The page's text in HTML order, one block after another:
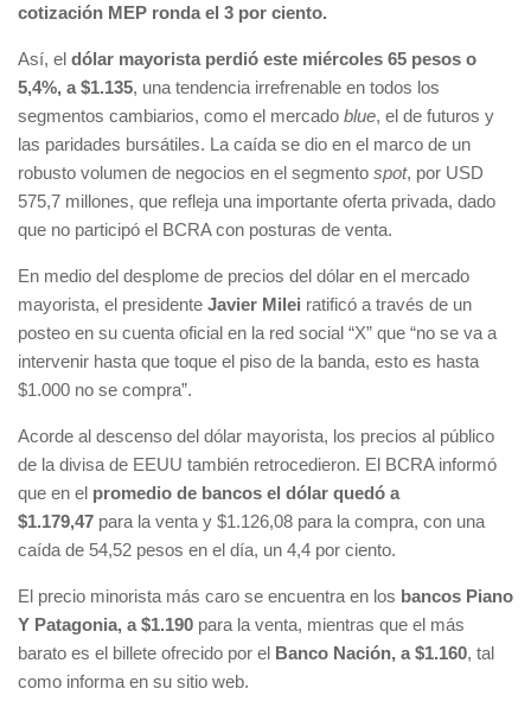
cotización MEP ronda el 3 por ciento.
Así, el dólar mayorista perdió este miércoles 65 pesos o
5,4%, a $1.135, una tendencia irrefrenable en todos los
segmentos cambiarios, como el mercado blue, el de futuros y
las paridades bursátiles. La caída se dio en el marco de un
robusto volumen de negocios en el segmento spot, por USD
575,7 millones, que refleja una importante oferta privada, dado
que no participó el BCRA con posturas de venta.
En medio del desplome de precios del dólar en el mercado
mayorista, el presidente Javier Milei ratificó a través de un
posteo en su cuenta oficial en la red social “X” que “no se va a
intervenir hasta que toque el piso de la banda, esto es hasta
$1.000 no se compra”.
Acorde al descenso del dólar mayorista, los precios al público
de la divisa de EEUU también retrocedieron. El BCRA informó
que en el promedio de bancos el dólar quedó a
$1.179,47 para la venta y $1.126,08 para la compra, con una
caída de 54,52 pesos en el día, un 4,4 por ciento.
El precio minorista más caro se encuentra en los bancos Piano
Y Patagonia, a $1.190 para la venta, mientras que el más
barato es el billete ofrecido por el Banco Nación, a $1.160, tal
como informa en su sitio web.